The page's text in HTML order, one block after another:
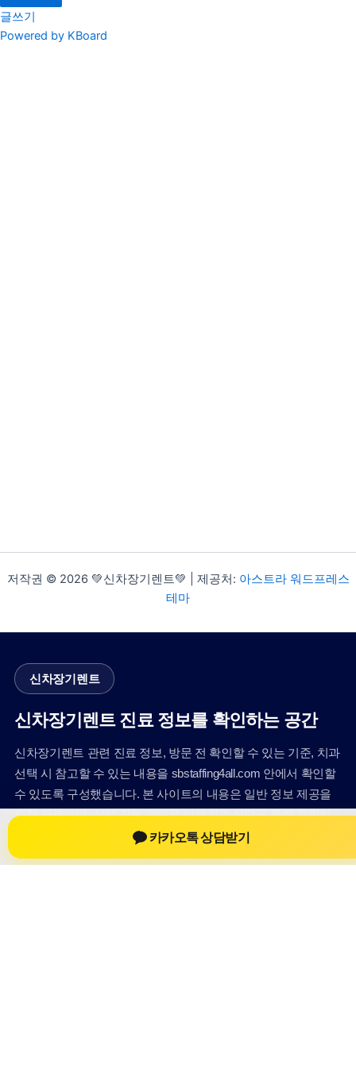
글쓰기
Powered by KBoard
저작권 © 2026 💚신차장기렌트💚 | 제공처: 아스트라 워드프레스
테마
신차장기렌트
신차장기렌트 진료 정보를 확인하는 공간
신차장기렌트 관련 진료 정보, 방문 전 확인할 수 있는 기준, 치과
선택 시 참고할 수 있는 내용을 sbstaffing4all.com 안에서 확인할
수 있도록 구성했습니다. 본 사이트의 내용은 일반 정보 제공을
위한 자료이며, 실제 진료 판단은 의료기관 상담을 통해 확인하
카카오톡 상담받기